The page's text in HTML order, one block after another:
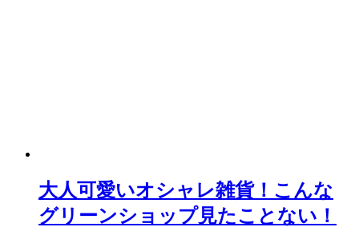
大人可愛いオシャレ雑貨！こんな
グリーンショップ見たことない！